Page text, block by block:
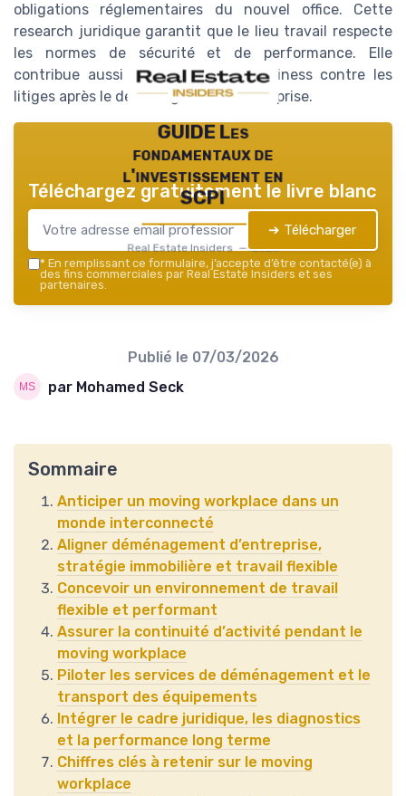
obligations réglementaires du nouvel office. Cette
research juridique garantit que le lieu travail respecte
les normes de sécurité et de performance. Elle
contribue aussi à protéger your business contre les
litiges après le déménagement d’entreprise.
GUIDE Les
fondamentaux de
l'investissement en
SCPI
Real Estate Insiders — 2026
Téléchargez gratuitement le livre blanc
➔ Télécharger
* En remplissant ce formulaire, j’accepte d’être contacté(e) à
des fins commerciales par Real Estate Insiders et ses
partenaires.
Publié le 07/03/2026
par Mohamed Seck
Sommaire
Anticiper un moving workplace dans un
monde interconnecté
Aligner déménagement d’entreprise,
stratégie immobilière et travail flexible
Concevoir un environnement de travail
flexible et performant
Assurer la continuité d’activité pendant le
moving workplace
Piloter les services de déménagement et le
transport des équipements
Intégrer le cadre juridique, les diagnostics
et la performance long terme
Chiffres clés à retenir sur le moving
workplace